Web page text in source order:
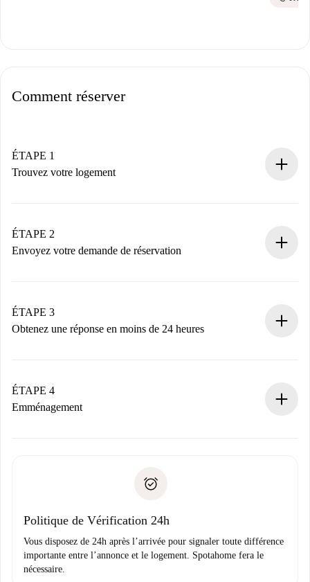
Comment réserver
ÉTAPE 1
Trouvez votre logement
Vous disposez à l’avance de toutes les informations
nécessaires.
ÉTAPE 2
Envoyez votre demande de réservation
Nous ne vous facturerons rien tant que le propriétaire
n’aura pas accepté.
ÉTAPE 3
Obtenez une réponse en moins de 24 heures
contact avec le propriétaire.
Si refusé : aucun prélèvement et nous vous proposerons
Justificatif de solvabilité
ÉTAPE 4
Emménagement
uniquement si aucun problème n'est signalé.
Politique de Vérification 24h
Vous disposez de 24h après l’arrivée pour signaler toute différence
importante entre l’annonce et le logement. Spotahome fera le
nécessaire.